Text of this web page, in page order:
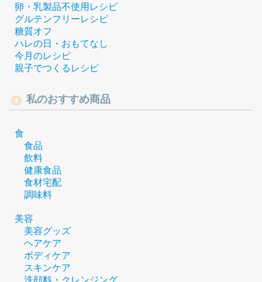
卵・乳製品不使用レシピ
グルテンフリーレシピ
糖質オフ
ハレの日・おもてなし
今月のレシピ
親子でつくるレシピ
私のおすすめ商品
食
食品
飲料
健康食品
食材宅配
調味料
美容
美容グッズ
ヘアケア
ボディケア
スキンケア
洗顔料・クレンジング